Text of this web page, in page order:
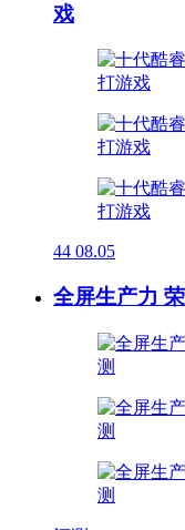
戏
44 08.05
全屏生产力